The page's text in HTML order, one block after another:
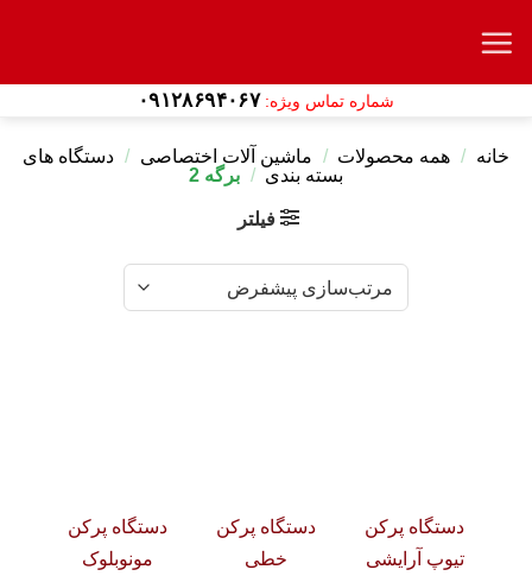
شماره تماس ویژه: ۰۹۱۲۸۶۹۴۰۶۷
خانه / همه محصولات / ماشین آلات اختصاصی / دستگاه های
بسته بندی / برگه 2
فیلتر
دستگاه پرکن
تیوپ آرایشی
دستگاه پرکن
خطی
دستگاه پرکن
مونوبلوک